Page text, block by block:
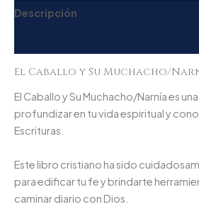
Descripción
El Caballo y Su Muchacho/
El Caballo y Su Muchacho/Narnía es
profundizar en tu vida espiritual y
Escrituras.
Este libro cristiano ha sido
para edificar tu fe y brindarte
caminar diario con Dios.